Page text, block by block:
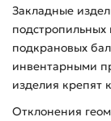
Закладные
подстропильных
подкрановых
инвентарными
изделия крепят
Отклонения